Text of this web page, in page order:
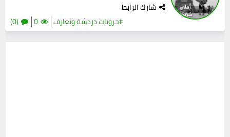
شارك الرابط
#جروبات دردشة وتعارف
0
(0)